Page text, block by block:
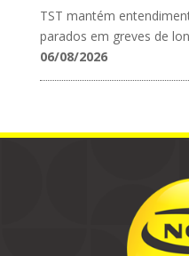
TST mantém
parados em greves de
06/08/2026